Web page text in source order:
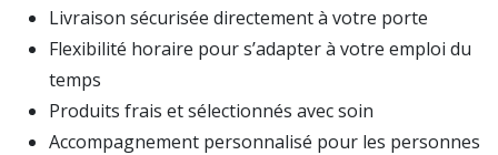
Livraison sécurisée directement à votre porte
Flexibilité horaire pour s’adapter à votre emploi du
temps
Produits frais et sélectionnés avec soin
Accompagnement personnalisé pour les personnes